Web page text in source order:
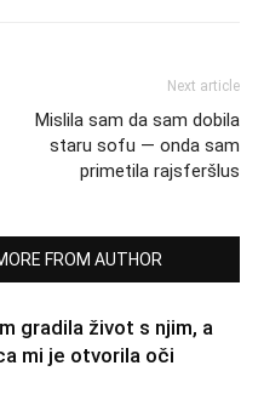
Next article
Mislila sam da sam dobila
staru sofu — onda sam
primetila rajsferšlus
FROM AUTHOR
gradila život s njim, a
mi je otvorila oči